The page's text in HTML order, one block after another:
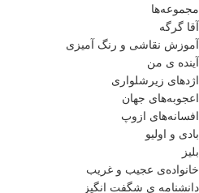
مجموعه‌ها
آقا گرگه
آموزش نقاشی و رنگ آمیزی
آینده ی من
اژدهای زیرشلواری
اعجوبه‌های جهان
افسانه‌های ازوپ
بادی و اولیو
بلیز
خانواده‌ی عجیب و غریب
دانشنامه ی شگفت انگیز